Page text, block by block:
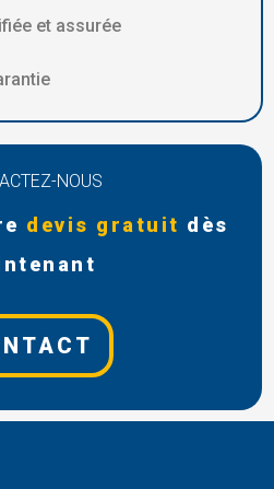
et assurée
NOUS
devis gratuit dès